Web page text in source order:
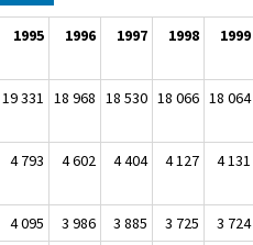
1995 1996 1997 1998 1999
19 331 18 968 18 530 18 066 18 064
4 793 4 602 4 404 4 127 4 131
4 095 3 986 3 885 3 725 3 724